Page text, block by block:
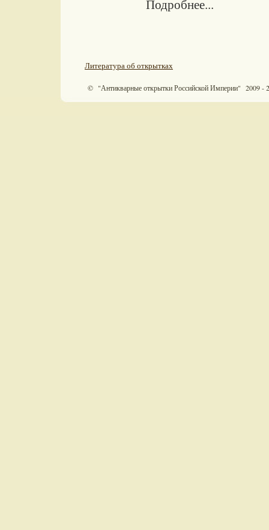
Подробнее...
Литература об открытках
© "Антикварные открытки Российской Империи" 2009 -